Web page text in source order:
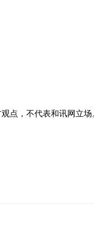
点，不代表和讯网立